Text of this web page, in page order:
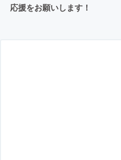
応援をお願いします！